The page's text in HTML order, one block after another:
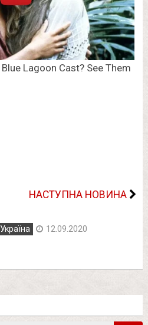
НАСТУПНА НОВИНА
Україна 12.09.2020